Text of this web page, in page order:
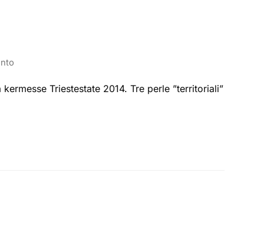
Triestestate 2014. Tre perle ”territoriali”